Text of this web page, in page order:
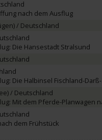
nach dem Ausflug
/ Deutschland
Die Hansestadt Stralsund
Die Halbinsel Fischland-
/ Deutschland
Mit dem Pferde-Planwagen
dem Frühstück